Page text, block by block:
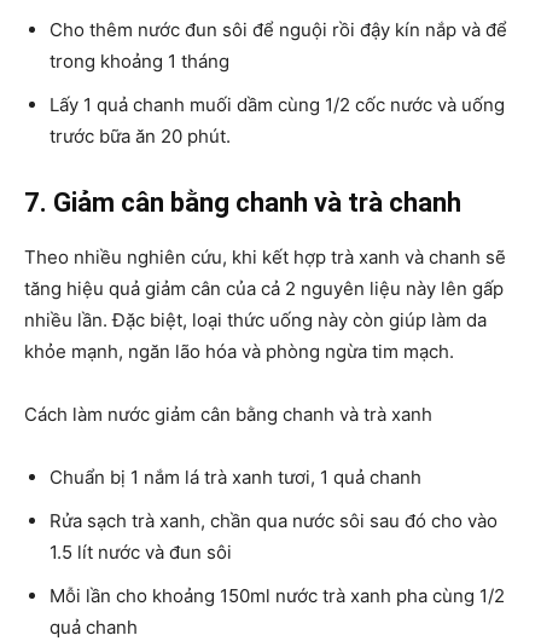
Cho thêm nước đun sôi để nguội rồi đậy kín nắp và để
trong khoảng 1 tháng
Lấy 1 quả chanh muối dầm cùng 1/2 cốc nước và uống
trước bữa ăn 20 phút.
7. Giảm cân bằng chanh và trà chanh
Theo nhiều nghiên cứu, khi kết hợp trà xanh và chanh sẽ
tăng hiệu quả giảm cân của cả 2 nguyên liệu này lên gấp
nhiều lần. Đặc biệt, loại thức uống này còn giúp làm da
khỏe mạnh, ngăn lão hóa và phòng ngừa tim mạch.
Cách làm nước giảm cân bằng chanh và trà xanh
Chuẩn bị 1 nắm lá trà xanh tươi, 1 quả chanh
Rửa sạch trà xanh, chần qua nước sôi sau đó cho vào
1.5 lít nước và đun sôi
Mỗi lần cho khoảng 150ml nước trà xanh pha cùng 1/2
quả chanh